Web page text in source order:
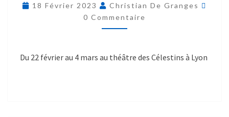
18 Février 2023
Christian De Granges
0 Commentaire
Du 22 février au 4 mars au théâtre des Célestins à Lyon